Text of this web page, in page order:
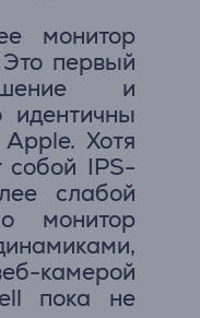
монитор
первый
и
идентичны
Хотя
собой IPS-
слабой
монитор
камерой
пока не